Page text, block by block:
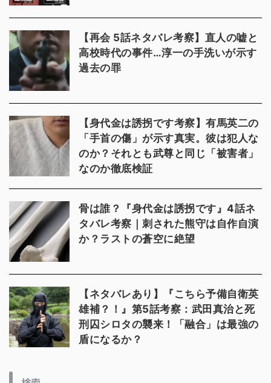
【再会 5話ネタバレ考察】直人の嘘と
高校時代の事件…淳一の手洗いが示す
過去の罪
【身代金は誘拐です考察】有馬英二の
「手首の傷」が示す真実。彼は犯人な
のか？それとも武尊と同じ「被害者」
なのか徹底検証
骨は誰？『身代金は誘拐です』4話ネ
タバレ考察｜刺された熊守は自作自演
か？ラストの蒼空に絶望
【ネタバレあり】『こちら予備自衛英
雄補？！』第5話考察：武田真治と死
刑囚シロタの襲来！「融合」は最強の
盾になるか？